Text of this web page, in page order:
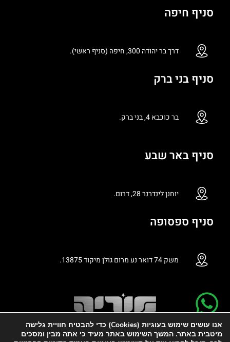
סניף חיפה
דרך בר יהודה 300, חיפה (סניף ראשי).
סניף בני ברק
בר כוכבא 4, בני ברק.
סניף באר שבע
יוחנן לינדרנר 28, דרום.
סניף ספסופה
משק 74 דואר נע מרום גולן מיקוד 13875.
אנו עושים שימוש בעוגיות (Cookies) כדי להבטיח חוויית גלישה
מיטבית באתר. המשך השימוש באתר מעיד כי אתה מבין ומסכים